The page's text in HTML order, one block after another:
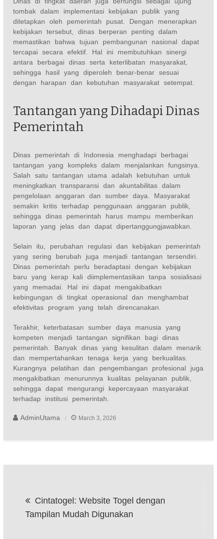
tombak dalam implementasi kebijakan publik yang
ditetapkan oleh pemerintah pusat. Dengan menerapkan
kebijakan tersebut, dinas berperan penting dalam
memastikan bahwa tujuan pembangunan nasional dapat
tercapai secara efektif. Hal ini membutuhkan sinergi
antara berbagai dinas serta keterlibatan masyarakat,
sehingga hasil yang diperoleh benar-benar sesuai
dengan harapan dan kebutuhan masyarakat setempat.
Tantangan yang Dihadapi Dinas
Pemerintah
Dinas pemerintah di Indonesia menghadapi berbagai
tantangan yang kompleks dalam menjalankan fungsinya.
Salah satu tantangan utama adalah kebutuhan untuk
meningkatkan transparansi dan akuntabilitas dalam
pengelolaan anggaran dan sumber daya. Masyarakat
semakin kritis terhadap penggunaan anggaran publik,
sehingga dinas pemerintah harus mampu memberikan
laporan yang jelas dan dapat dipertanggungjawabkan.
Selain itu, perubahan regulasi dan kebijakan pemerintah
yang sering berubah juga menjadi tantangan tersendiri.
Dinas pemerintah perlu beradaptasi dengan kebijakan
baru yang kerap kali diimplementasikan tanpa sosialisasi
yang memadai. Hal ini dapat mengakibatkan
kebingungan di tingkat operasional dan menghambat
efektivitas program yang telah direncanakan.
Terakhir, keterbatasan sumber daya manusia yang
kompeten menjadi tantangan signifikan bagi dinas
pemerintah. Banyak dinas yang kesulitan dalam menarik
dan mempertahankan tenaga kerja yang berkualitas.
Kurangnya pelatihan dan pengembangan profesional juga
mengakibatkan menurunnya kualitas pelayanan publik,
sehingga dapat mengurangi kepercayaan masyarakat
terhadap institusi pemerintah.
AdminUtama March 3, 2026
navigation
Cintatogel: Website Togel dengan
Tampilan Mudah Digunakan